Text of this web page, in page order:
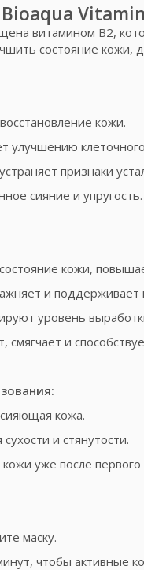
витамином B2,
состояние кожи,
кожи.
улучшению
признаки
сияние и упругость.
кожи,
и поддерживает
уровень
смягчает и
кожа.
и стянутости.
уже после
маску.
чтобы активные